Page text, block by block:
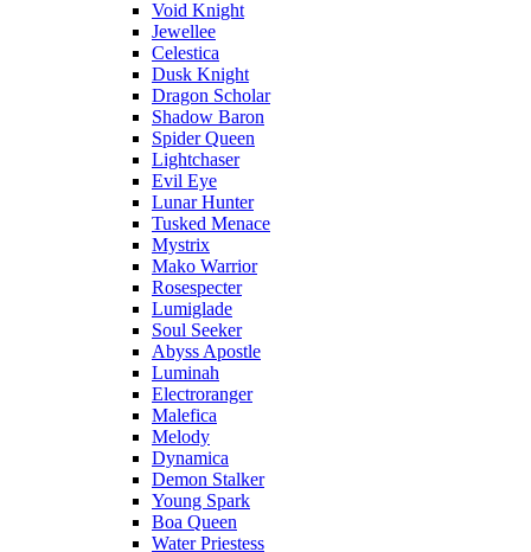
Void Knight
Jewellee
Celestica
Dusk Knight
Dragon Scholar
Shadow Baron
Spider Queen
Lightchaser
Evil Eye
Lunar Hunter
Tusked Menace
Mystrix
Mako Warrior
Rosespecter
Lumiglade
Soul Seeker
Abyss Apostle
Luminah
Electroranger
Malefica
Melody
Dynamica
Demon Stalker
Young Spark
Boa Queen
Water Priestess